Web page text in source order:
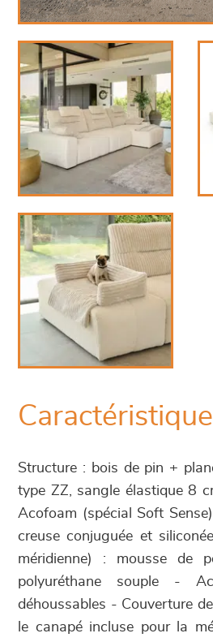
Structure : bois de pin +
type ZZ, sangle élastique 8
Acofoam (spécial Soft
creuse conjuguée et
méridienne) : mousse de
polyuréthane souple -
déhoussables - Couverture
le canapé incluse pour la